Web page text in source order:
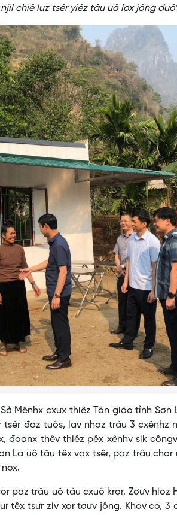
chiê luz tsêr yiêz tâu uô lox jông
cxưx thiêz Tôn giáo tỉnh Sơn
đaz tuôs, lav nhoz trâu 3 cxênhz
đoanx thêv thiêz pêx xênhv sik
La uô tâu têx vax tsêr, paz trâu chor
trâu uô tâu cxuô kror. Zơưv hloz
têx tsưr ziv xar tơưv jông. Khov co, 3